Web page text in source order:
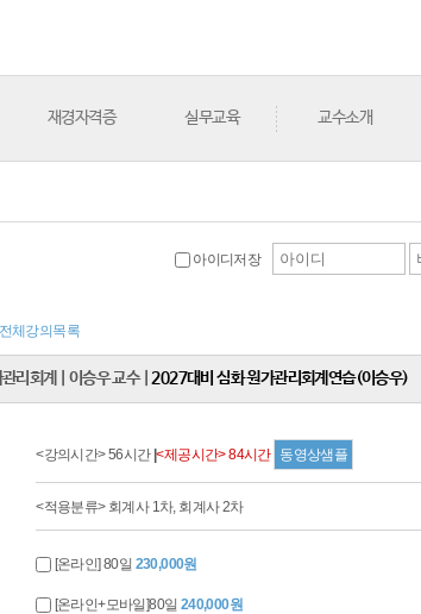
재경자격증 실무교육 교수소개
아이디저장
전체강의목록
리회계 이승우 교수 2027대비 심화 원가관리회계연습(이승우)
<강의시간> 56시간 |<제공시간> 84시간 동영상샘플
<적용분류> 회계사 1차, 회계사 2차
[온라인] 80일 230,000원
[온라인+모바일]80일 240,000원